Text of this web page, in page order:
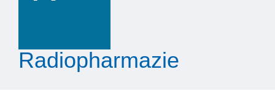
Radiopharmazie